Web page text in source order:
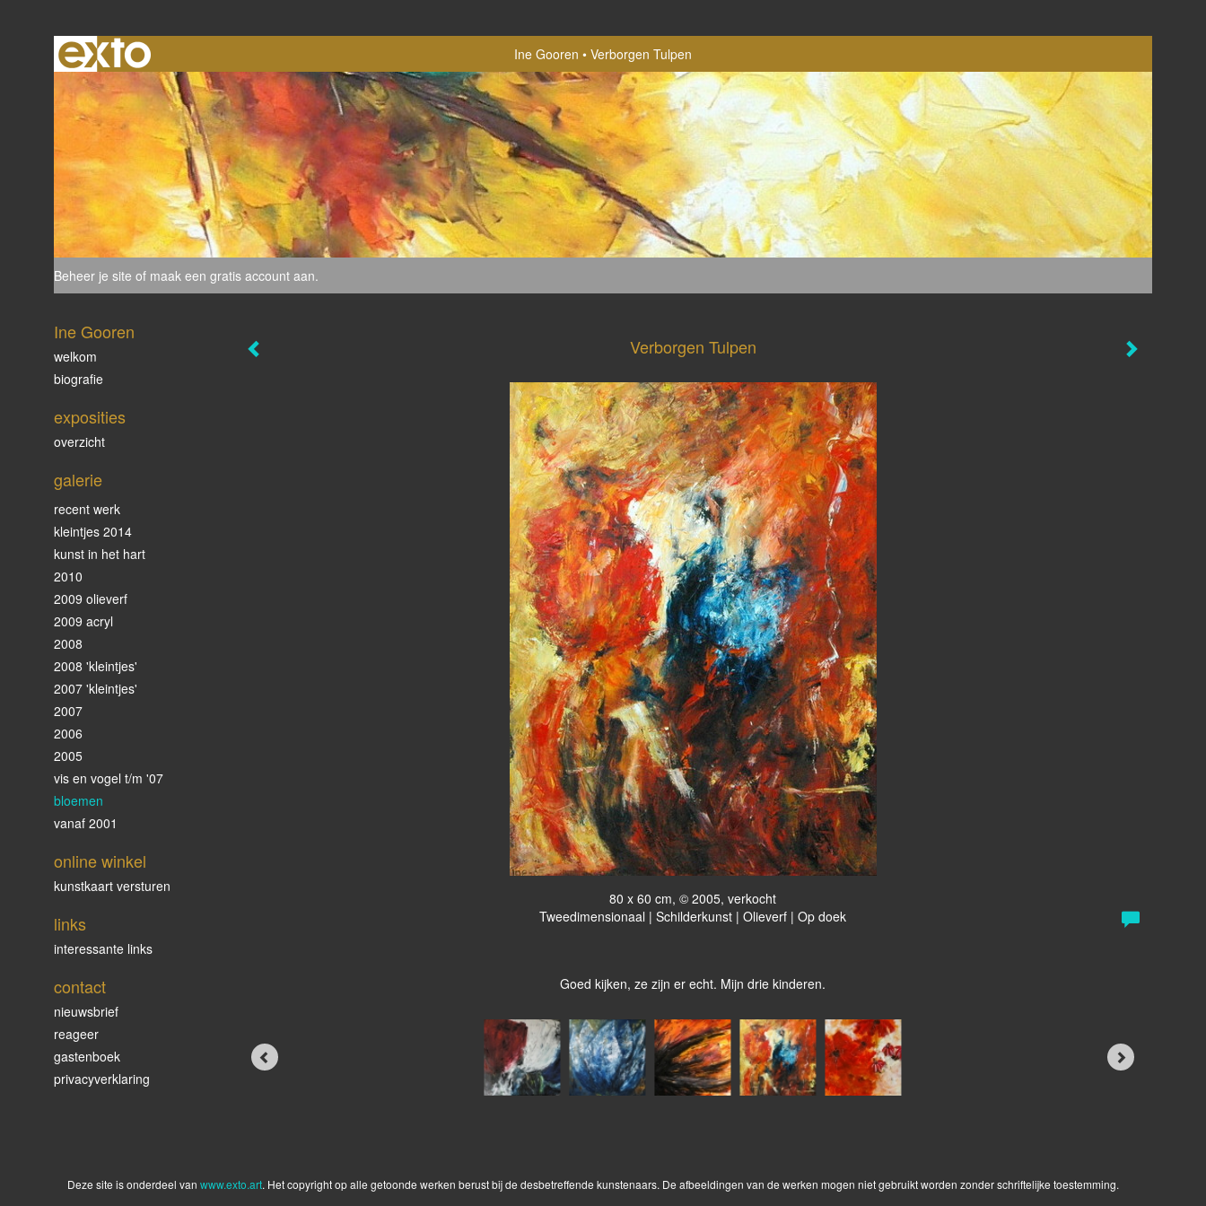
Ine Gooren Verborgen Tulpen
Beheer je site of maak een gratis account aan.
Verborgen Tulpen
80 x 60 cm, © 2005, verkocht
Tweedimensionaal | Schilderkunst | Olieverf | Op doek
Goed kijken, ze zijn er echt. Mijn drie kinderen.
Ine Gooren
welkom
biografie
exposities
overzicht
galerie
recent werk
kleintjes 2014
kunst in het hart
2010
2009 olieverf
2009 acryl
2008
2008 'kleintjes'
2007 'kleintjes'
2007
2006
2005
vis en vogel t/m '07
bloemen
vanaf 2001
online winkel
kunstkaart versturen
links
interessante links
contact
nieuwsbrief
reageer
gastenboek
privacyverklaring
Deze site is onderdeel van www.exto.art. Het copyright op alle getoonde werken berust bij de desbetreffende kunstenaars. De afbeeldingen van de werken mogen niet gebruikt worden zonder schriftelijke toestemming.